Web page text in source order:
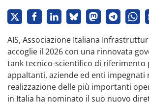
AIS, Associazione Italiana
accoglie il 2026 con una rinnovata
tank tecnico-scientifico di riferimento
appaltanti, aziende ed enti impegnati
realizzazione delle più importanti
in Italia ha nominato il suo nuovo